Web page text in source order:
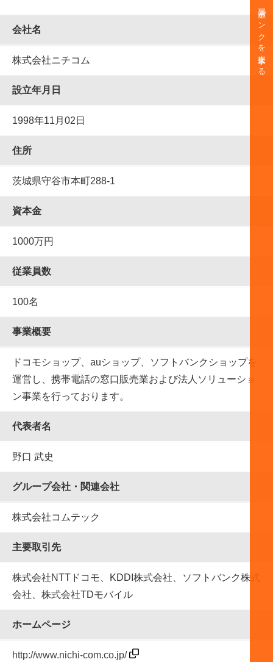
奨学金バンクを支援する
会社名
株式会社ニチコム
設⽴年⽉⽇
1998年11月02日
住所
茨城県守谷市本町288-1
資本金
1000万円
従業員数
100名
事業概要
ドコモショップ、auショップ、ソフトバンクショップを
運営し、携帯電話の窓口販売業および法人ソリューショ
ン事業を行っております。
代表者名
野口 武史
グループ会社・関連会社
株式会社コムテック
主要取引先
株式会社NTTドコモ、KDDI株式会社、ソフトバンク株式
会社、株式会社TDモバイル
ホームページ
http://www.nichi-com.co.jp/